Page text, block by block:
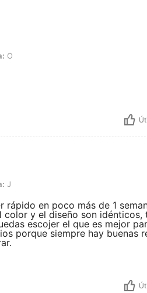
O
J
rápido en poco más de 1
color y el diseño son idénticos,
escojer el que es mejor
porque siempre hay buenas